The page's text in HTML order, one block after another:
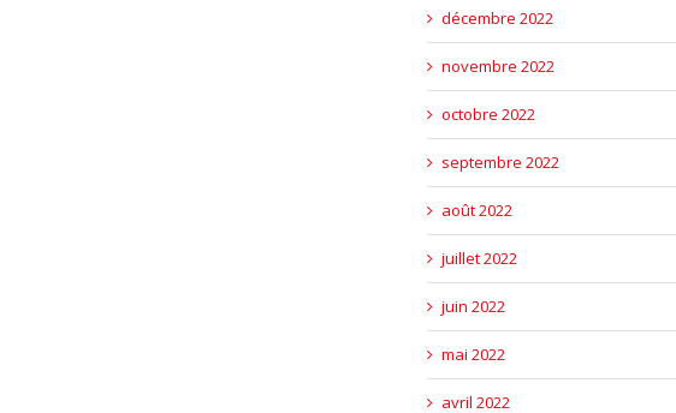
décembre 2022
novembre 2022
octobre 2022
septembre 2022
août 2022
juillet 2022
juin 2022
mai 2022
avril 2022